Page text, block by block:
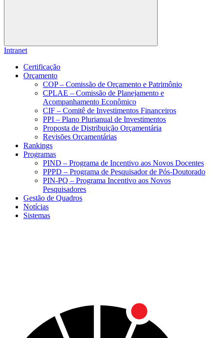
Buscar
Intranet
Certificação
Orçamento
COP – Comissão de Orçamento e Patrimônio
CPLAE – Comissão de Planejamento e
Acompanhamento Econômico
CIF – Comitê de Investimentos Financeiros
PPI – Plano Plurianual de Investimentos
Proposta de Distribuição Orçamentária
Revisões Orçamentárias
Rankings
Programas
PIND – Programa de Incentivo aos Novos Docentes
PPPD – Programa de Pesquisador de Pós-Doutorado
PIN-PQ – Programa Incentivo aos Novos
Pesquisadores
Gestão de Quadros
Notícias
Sistemas